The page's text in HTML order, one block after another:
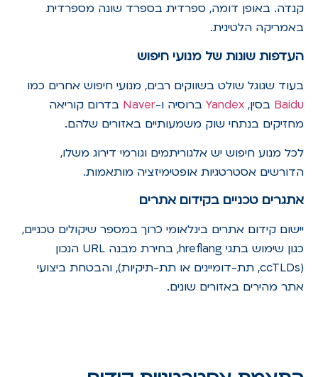
קנדה. באופן דומה, ספרדית בספרד שונה מספרדית
באמריקה הלטינית.
העדפות שונות של מנועי חיפוש
בעוד שגוגל שולט בשווקים רבים, מנועי חיפוש אחרים כמו
Baidu בסין, Yandex ברוסיה ו-Naver בדרום קוריאה
מחזיקים בנתחי שוק משמעותיים באזורים שלהם.
לכל מנוע חיפוש יש אלגוריתמים וגורמי דירוג משלו,
הדורשים אסטרטגיות אופטימיזציה מותאמות.
אתגרים טכניים בקידום אתרים
יישום קידום אתרים בינלאומי כרוך במספר שיקולים טכניים,
כגון שימוש בתגי hreflang, בחירת מבנה URL הנכון
(ccTLDs, תת-דומיינים או תת-תיקיות), והבטחת ביצועי
אתר מהירים באזורים שונים.